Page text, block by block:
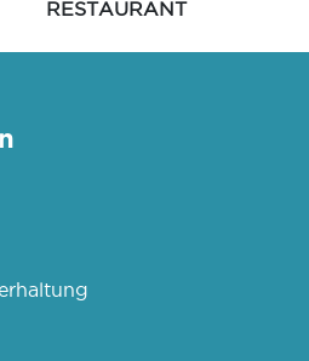
RESTAURANT